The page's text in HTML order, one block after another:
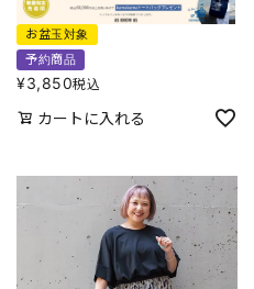
お盆玉対象
予約商品
¥3,850税込
カートに入れる